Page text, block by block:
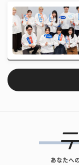
あなたへ